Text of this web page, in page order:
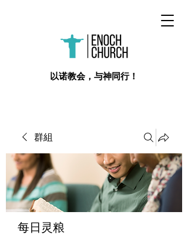
​以诺教会，与神同行！
群組
每日灵粮